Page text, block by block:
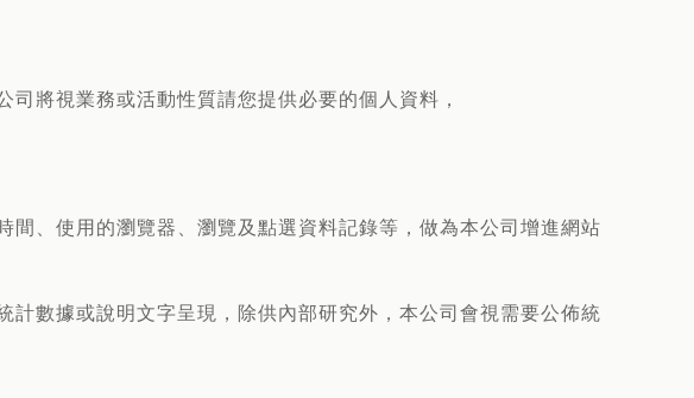
將視業務或活動性質請您提供必要的個人資料，
、使用的瀏覽器、瀏覽及點選資料記錄等，做為本公司增進網站
數據或說明文字呈現，除供內部研究外，本公司會視需要公佈統